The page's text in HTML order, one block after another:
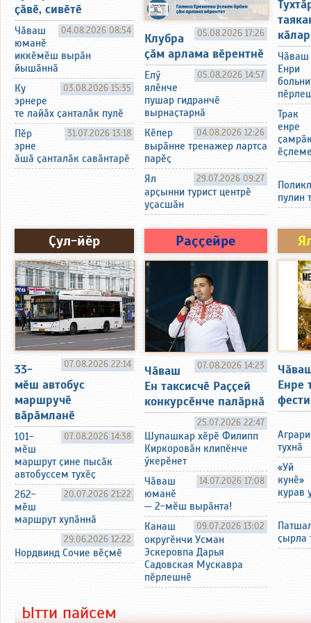
ҫӑвӗ, сивӗтӗ
04.08.2026 08:54
Чӑваш
юманӗ
иккӗмӗш вырӑн
йышӑннӑ
03.08.2026 15:35
Ку
эрнере
те лайӑх ҫанталӑк пулӗ
31.07.2026 13:18
Пӗр
эрне
ӑшӑ ҫанталӑк савӑнтарӗ
05.08.2026 17:26
Клубра
ҫӑм арлама вӗрентнӗ
05.08.2026 14:57
Елӳ
ялӗнче
пушар гидранчӗ
вырнаҫтарнӑ
04.08.2026 12:26
Кӗпер
вырӑнне тренажер лартса
парӗҫ
29.07.2026 09:27
Ял
арҫынни турист центрӗ
уҫасшӑн
Чӑваш
Енри
Трак
енре
пулин
Ҫул-йӗр
07.08.2026 22:14
33-
мӗш автобус
маршручӗ
вӑрӑмланӗ
07.08.2026 14:38
101-
мӗш
маршрут ҫине пысӑк
автобуссем тухӗҫ
20.07.2026 21:22
262-
мӗш
маршрут хупӑннӑ
29.06.2026 12:22
Нордвинд Сочие вӗҫмӗ
Раҫҫейре
07.08.2026 14:23
Чӑваш
Ен таксисчӗ Раҫҫей
конкурсӗнче палӑрнӑ
25.07.2026 22:47
Шупашкар хӗрӗ Филипп
Киркоровӑн клипӗнче
ӳкерӗнет
14.07.2026 17:08
Чӑваш
юманӗ
— 2-мӗш вырӑнта!
09.07.2026 13:02
Канаш
округӗнчи Усман
Эскеровпа Дарья
Садовская Мускавра
пӗрлешнӗ
Енре
тухнӑ
«Уй
кунӗ»
курав
ҫырла
Ытти пайсем